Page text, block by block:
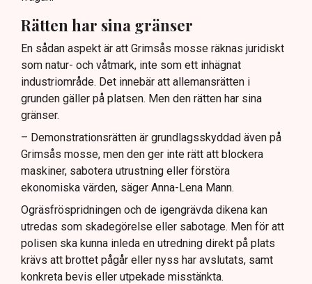
Rätten har sina gränser
En sådan aspekt är att Grimsås mosse räknas juridiskt
som natur- och våtmark, inte som ett inhägnat
industriområde. Det innebär att allemansrätten i
grunden gäller på platsen. Men den rätten har sina
gränser.
– Demonstrationsrätten är grundlagsskyddad även på
Grimsås mosse, men den ger inte rätt att blockera
maskiner, sabotera utrustning eller förstöra
ekonomiska värden, säger Anna-Lena Mann.
Ogräsfröspridningen och de igengrävda dikena kan
utredas som skadegörelse eller sabotage. Men för att
polisen ska kunna inleda en utredning direkt på plats
krävs att brottet pågår eller nyss har avslutats, samt
konkreta bevis eller utpekade misstänkta.